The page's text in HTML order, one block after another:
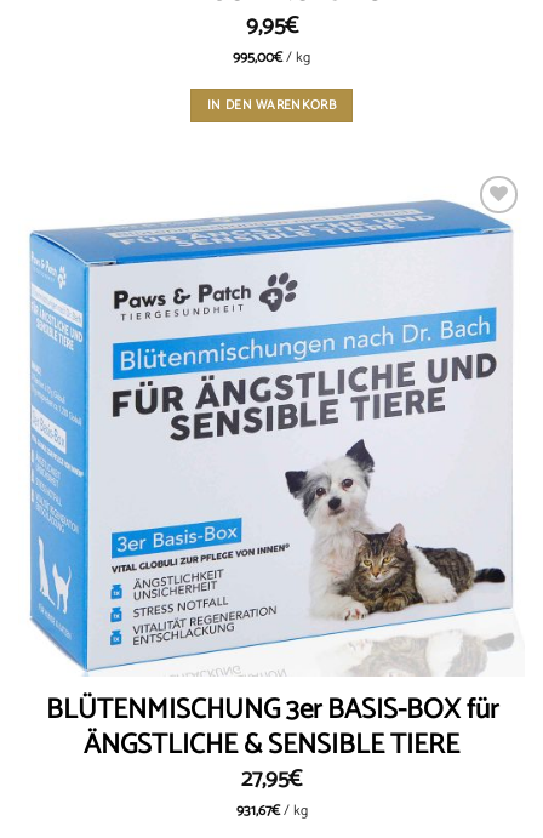
9,95€
995,00€/kg
IN DEN WARENKORB
Add to
BLÜTENMISCHUNG 3er BASIS-BOX für
ÄNGSTLICHE & SENSIBLE TIERE
27,95€
931,67€/kg